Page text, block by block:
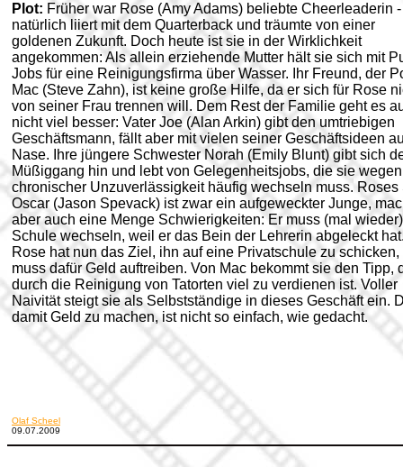
Plot: Früher war Rose (Amy Adams) beliebte Cheerleaderin -
natürlich liiert mit dem Quarterback und träumte von einer
goldenen Zukunft. Doch heute ist sie in der Wirklichkeit
angekommen: Als allein erziehende Mutter hält sie sich mit
Jobs für eine Reinigungsfirma über Wasser. Ihr Freund, der
Mac (Steve Zahn), ist keine große Hilfe, da er sich für Rose
von seiner Frau trennen will. Dem Rest der Familie geht es
nicht viel besser: Vater Joe (Alan Arkin) gibt den umtriebigen
Geschäftsmann, fällt aber mit vielen seiner Geschäftsideen
Nase. Ihre jüngere Schwester Norah (Emily Blunt) gibt sich
Müßiggang hin und lebt von Gelegenheitsjobs, die sie wegen
chronischer Unzuverlässigkeit häufig wechseln muss. Roses
Oscar (Jason Spevack) ist zwar ein aufgeweckter Junge,
aber auch eine Menge Schwierigkeiten: Er muss (mal
Schule wechseln, weil er das Bein der Lehrerin abgeleckt
Rose hat nun das Ziel, ihn auf eine Privatschule zu schicken,
muss dafür Geld auftreiben. Von Mac bekommt sie den Tipp,
durch die Reinigung von Tatorten viel zu verdienen ist. Voller
Naivität steigt sie als Selbstständige in dieses Geschäft ein.
damit Geld zu machen, ist nicht so einfach, wie gedacht.
Olaf Scheel
09.07.2009